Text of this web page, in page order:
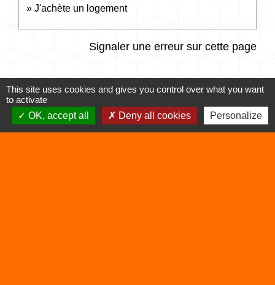
J'achète un logement
Signaler une erreur sur cette page
Contacts
This site uses cookies and gives you control over what you want
to activate
OK, accept all
Deny all cookies Personalize